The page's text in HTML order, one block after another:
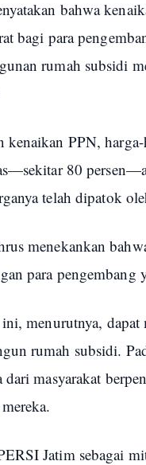
bahwa
bagi para
rumah subsidi
kenaikan PPN,
80
telah dipatok
menekankan
para pengembang
menurutnya, dapat
rumah subsidi.
dari masyarakat
Jatim sebagai